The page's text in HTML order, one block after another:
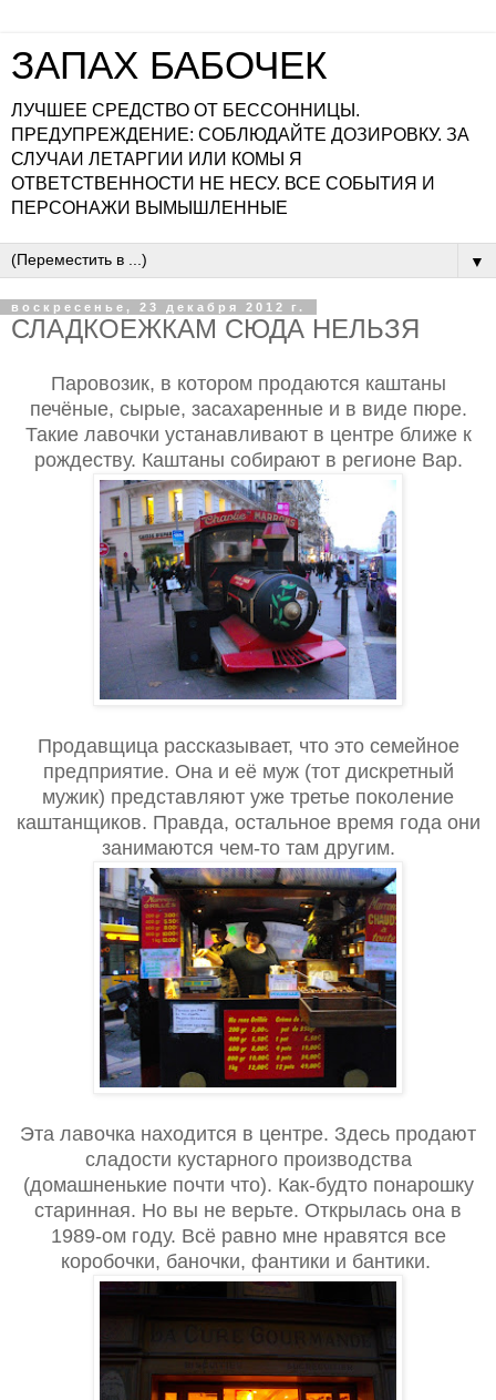
ЗАПАХ БАБОЧЕК
ЛУЧШЕЕ СРЕДСТВО ОТ БЕССОННИЦЫ.
ПРЕДУПРЕЖДЕНИЕ: СОБЛЮДАЙТЕ ДОЗИРОВКУ. ЗА
СЛУЧАИ ЛЕТАРГИИ ИЛИ КОМЫ Я
ОТВЕТСТВЕННОСТИ НЕ НЕСУ. ВСЕ СОБЫТИЯ И
ПЕРСОНАЖИ ВЫМЫШЛЕННЫЕ
▼
воскресенье, 23 декабря 2012 г.
СЛАДКОЕЖКАМ СЮДА НЕЛЬЗЯ
Паровозик, в котором продаются каштаны
печёные, сырые, засахаренные и в виде пюре.
Такие лавочки устанавливают в центре ближе к
рождеству. Каштаны собирают в регионе Вар.
Продавщица рассказывает, что это семейное
предприятие. Она и её муж (тот дискретный
мужик) представляют уже третье поколение
каштанщиков. Правда, остальное время года они
занимаются чем-то там другим.
Эта лавочка находится в центре. Здесь продают
сладости кустарного производства
(домашненькие почти что). Как-будто понарошку
старинная. Но вы не верьте. Открылась она в
1989-ом году. Всё равно мне нравятся все
коробочки, баночки, фантики и бантики.